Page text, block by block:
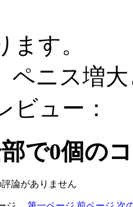
ます。
ニス増大
ビュー：
で0個の
論がありません